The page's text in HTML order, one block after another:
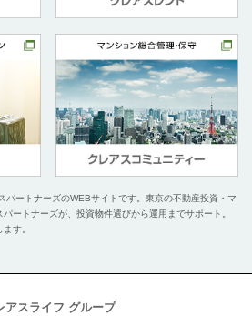
ートナーズのWEBサイトです。 東京の不動産投資・マ
ートナーズが、投資物件選びから運用までサポート。
す。
アスライフ グループ